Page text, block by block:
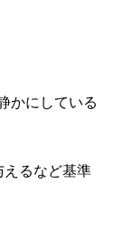
かにしている
えるなど基準